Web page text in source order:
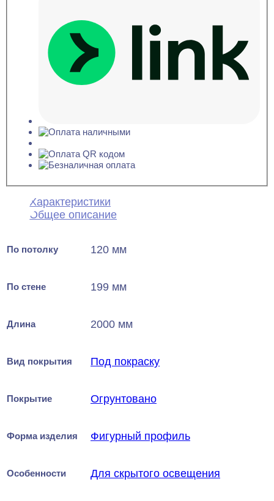
Характеристики
Общее описание
По потолку 120 мм
По стене 199 мм
Длина 2000 мм
Вид покрытия Под покраску
Покрытие Огрунтовано
Форма изделия Фигурный профиль
Особенности Для скрытого освещения